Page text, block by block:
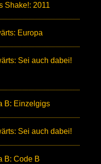
Shake!: 2011
Europa
Sei auch dabei!
B: Einzelgigs
Sei auch dabei!
B: Code B